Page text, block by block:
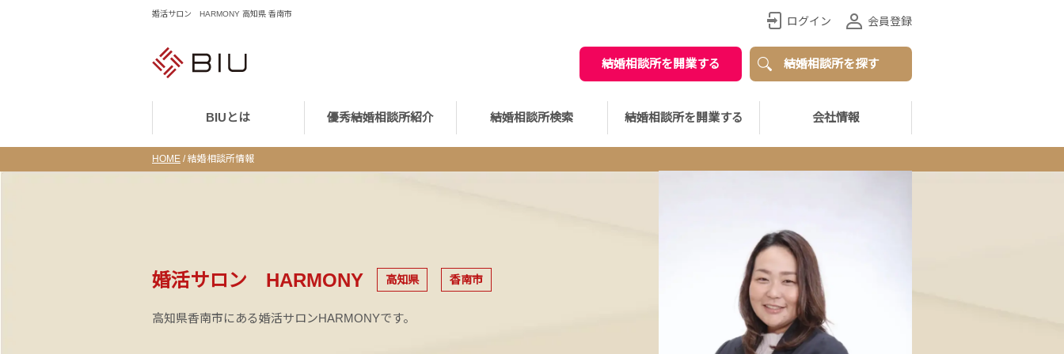
婚活サロン HARMONY 高知県 香南市
ログイン 会員登録
結婚相談所を開業する 結婚相談所を探す
BIUとは 優秀結婚相談所紹介 結婚相談所検索 結婚相談所を開業する 会社情報
HOME /結婚相談所情報
婚活サロン HARMONY 高知県 香南市
高知県香南市にある婚活サロンHARMONYです。